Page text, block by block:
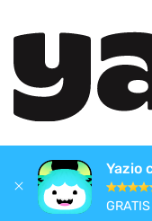
Yazio
GRATIS